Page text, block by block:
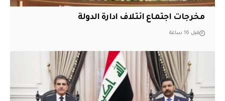
مخرجات اجتماع ائتلاف ادارة الدولة
قبل 16 ساعة